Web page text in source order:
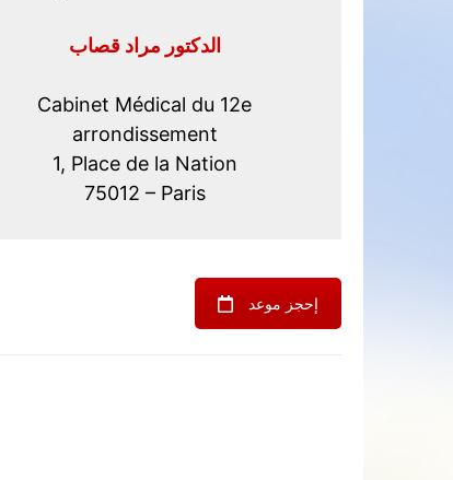
الدكتور مراد قصاب
Cabinet Médical du 12e
arrondissement
1, Place de la Nation
75012 – Paris
إحجز موعد